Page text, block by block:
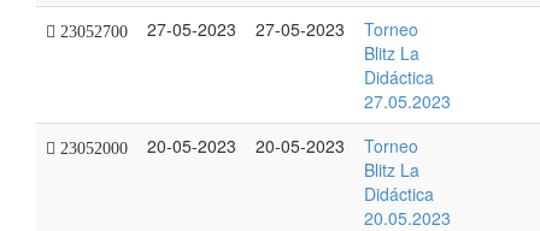
23052700 27-05-2023 27-05-2023
Torneo
Blitz La
Didáctica
27.05.2023
23052000 20-05-2023 20-05-2023
Torneo
Blitz La
Didáctica
20.05.2023